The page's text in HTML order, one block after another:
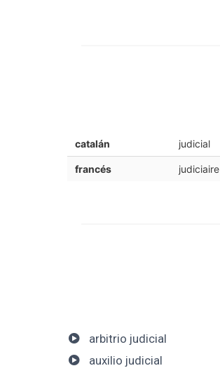
catalán judicial
francés judiciaire
arbitrio judicial
auxilio judicial